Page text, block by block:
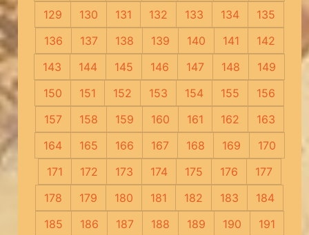
129
130 131 132 133 134
135
136
137 138 139 140 141
142
143
144 145 146 147 148
149
150
151 152 153 154 155
156
157
158 159 160 161 162
163
164
165 166 167 168 169
170
171
172 173 174 175 176
177
178
179 180 181 182 183
184
185
186 187 188 189 190
191